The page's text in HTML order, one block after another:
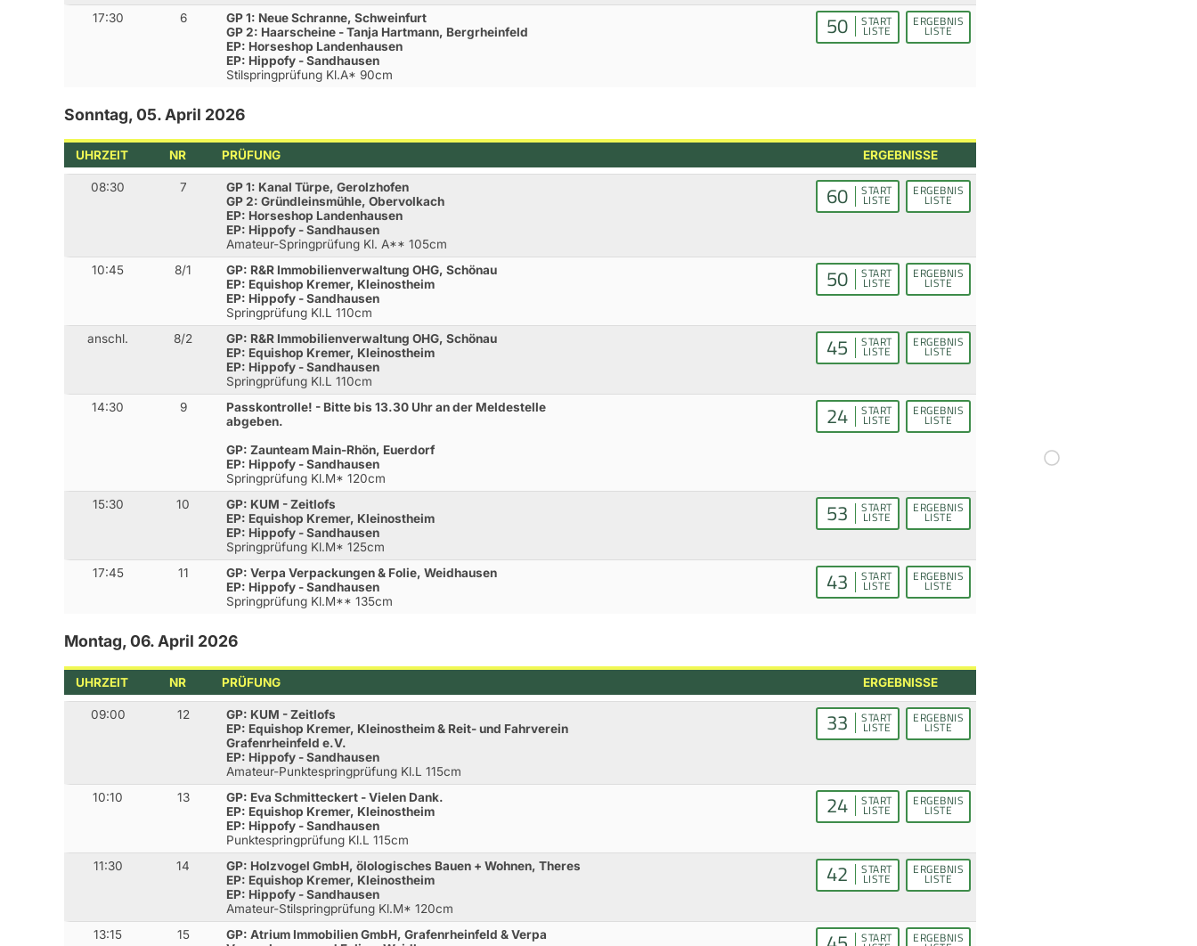
17:30 6
GP 1: Neue Schranne, Schweinfurt
GP 2: Haarscheine - Tanja Hartmann, Bergrheinfeld
EP: Horseshop Landenhausen
EP: Hippofy - Sandhausen
Stilspringprüfung Kl.A* 90cm
50 START
LISTE
ERGEBNIS
LISTE
Sonntag, 05. April 2026
UHRZEIT NR PRÜFUNG ERGEBNISSE
08:30 7
GP 1: Kanal Türpe, Gerolzhofen
GP 2: Gründleinsmühle, Obervolkach
EP: Horseshop Landenhausen
EP: Hippofy - Sandhausen
Amateur-Springprüfung Kl. A** 105cm
60 START
LISTE
ERGEBNIS
LISTE
10:45 8/1
GP: R&R Immobilienverwaltung OHG, Schönau
EP: Equishop Kremer, Kleinostheim
EP: Hippofy - Sandhausen
Springprüfung Kl.L 110cm
50 START
LISTE
ERGEBNIS
LISTE
anschl. 8/2
GP: R&R Immobilienverwaltung OHG, Schönau
EP: Equishop Kremer, Kleinostheim
EP: Hippofy - Sandhausen
Springprüfung Kl.L 110cm
45 START
LISTE
ERGEBNIS
LISTE
14:30 9
Passkontrolle! - Bitte bis 13.30 Uhr an der Meldestelle
abgeben.
GP: Zaunteam Main-Rhön, Euerdorf
EP: Hippofy - Sandhausen
Springprüfung Kl.M* 120cm
24 START
LISTE
ERGEBNIS
LISTE
15:30 10
GP: KUM - Zeitlofs
EP: Equishop Kremer, Kleinostheim
EP: Hippofy - Sandhausen
Springprüfung Kl.M* 125cm
53 START
LISTE
ERGEBNIS
LISTE
17:45 11
GP: Verpa Verpackungen & Folie, Weidhausen
EP: Hippofy - Sandhausen
Springprüfung Kl.M** 135cm
43 START
LISTE
ERGEBNIS
LISTE
Montag, 06. April 2026
UHRZEIT NR PRÜFUNG ERGEBNISSE
09:00 12
GP: KUM - Zeitlofs
EP: Equishop Kremer, Kleinostheim & Reit- und Fahrverein
Grafenrheinfeld e.V.
EP: Hippofy - Sandhausen
Amateur-Punktespringprüfung Kl.L 115cm
33 START
LISTE
ERGEBNIS
LISTE
10:10 13
GP: Eva Schmitteckert - Vielen Dank.
EP: Equishop Kremer, Kleinostheim
EP: Hippofy - Sandhausen
Punktespringprüfung Kl.L 115cm
24 START
LISTE
ERGEBNIS
LISTE
11:30 14
GP: Holzvogel GmbH, ölologisches Bauen + Wohnen, Theres
EP: Equishop Kremer, Kleinostheim
EP: Hippofy - Sandhausen
Amateur-Stilspringprüfung Kl.M* 120cm
42 START
LISTE
ERGEBNIS
LISTE
13:15 15
GP: Atrium Immobilien GmbH, Grafenrheinfeld & Verpa
START ERGEBNIS